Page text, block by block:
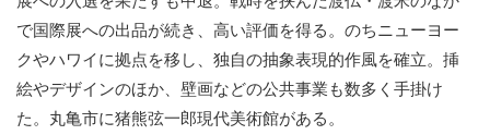
で国際展への出品が続き、高い評価を得る。のちニューヨー
クやハワイに拠点を移し、独自の抽象表現的作風を確立。挿
絵やデザインのほか、壁画などの公共事業も数多く手掛け
た。丸亀市に猪熊弦一郎現代美術館がある。